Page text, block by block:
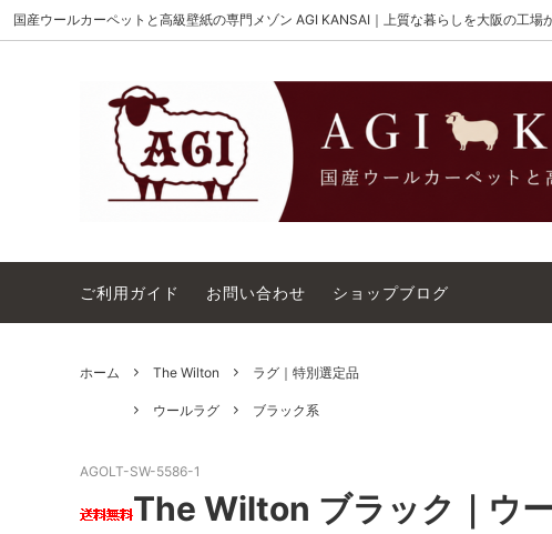
国産ウールカーペットと高級壁紙の専門メゾン AGI KANSAI｜上質な暮らしを大阪の工場
MAISON AKIGAMI The Wilton
ウィルトンオーダー｜別注ウールカーペ
コットンテープ｜10cm幅 カーペットクリ
施工用ウールカーペット ウールラグ
AGI KANSAI について カーペットガイ
ご利用ガイド お問い合わせ ショップブログ
ホーム The Wilton ラグ｜特別選定品
ウールラグ ブラック系
AGOLT-SW-5586-1
The Wilton ブラック｜ウ